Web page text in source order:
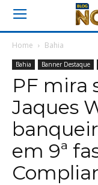
Home Bahia
Bahia Banner Destaque
PF mira
Jaques
em 9ª